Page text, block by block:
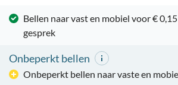
Bellen naar vast en mobiel voor €
gesprek
Onbeperkt bellen
Onbeperkt bellen naar vaste en